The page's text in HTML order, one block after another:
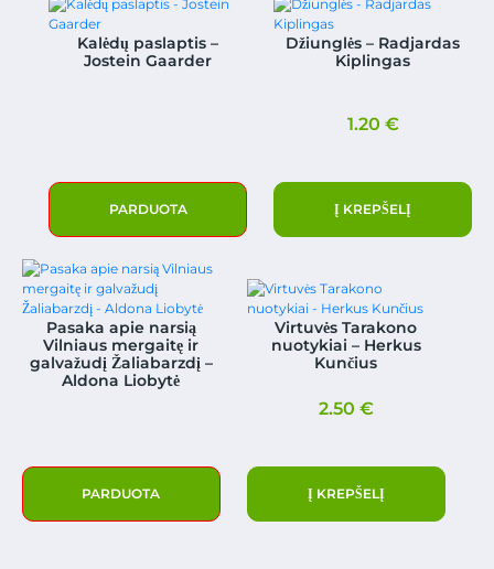
Kalėdų paslaptis –
Jostein Gaarder
PARDUOTA
Džiunglės – Radjardas
Kiplingas
1.20 €
Į KREPŠELĮ
Pasaka apie narsią
Vilniaus mergaitę ir
galvažudį Žaliabarzdį –
Aldona Liobytė
PARDUOTA
Virtuvės Tarakono
nuotykiai – Herkus
Kunčius
2.50 €
Į KREPŠELĮ